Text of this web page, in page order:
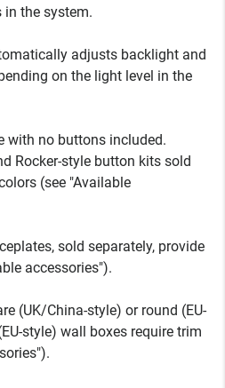
in the system.
adjusts backlight and
on the light level in the
with no buttons included.
Rocker-style button kits sold
(see "Available
sold separately, provide
accessories").
(UK/China-style) or round (EU-
style) wall boxes require trim